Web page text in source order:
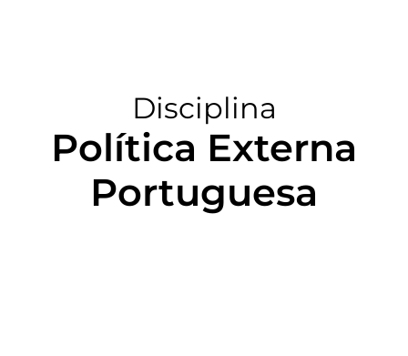
Disciplina
Política Externa
Portuguesa